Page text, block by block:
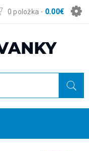
0 položka - 0.00€